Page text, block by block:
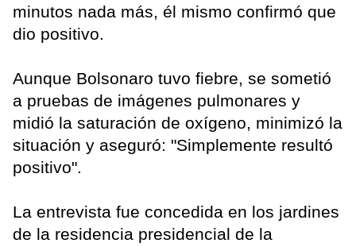
minutos nada más, él mismo confirmó que
dio positivo.
Aunque Bolsonaro tuvo fiebre, se sometió
a pruebas de imágenes pulmonares y
midió la saturación de oxígeno, minimizó la
situación y aseguró: "Simplemente resultó
positivo".
La entrevista fue concedida en los jardines
de la residencia presidencial de la